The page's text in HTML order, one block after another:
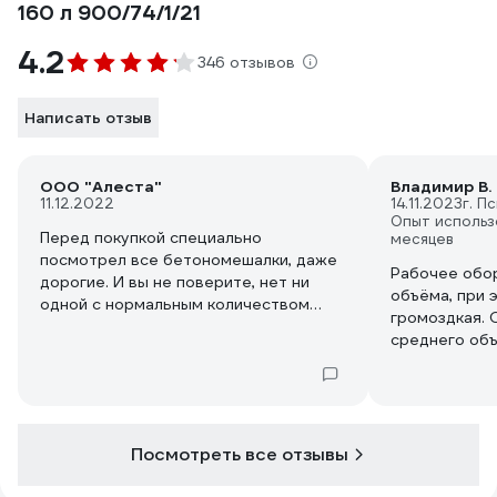
160 л 900/74/1/21
4.2 346 отзывов
Написать отзыв
ООО "Алеста"
11.12.2022
Перед покупкой специально
посмотрел все бетономешалки, даже
дорогие. И вы не поверите, нет ни
одной с нормальным количеством
видимо, алкоголь прямо в
Владимир В.
14.11.2023г.
Опыт
месяцев
Рабочее
объёма, при
громоздкая.
среднего
Посмотреть все отзывы